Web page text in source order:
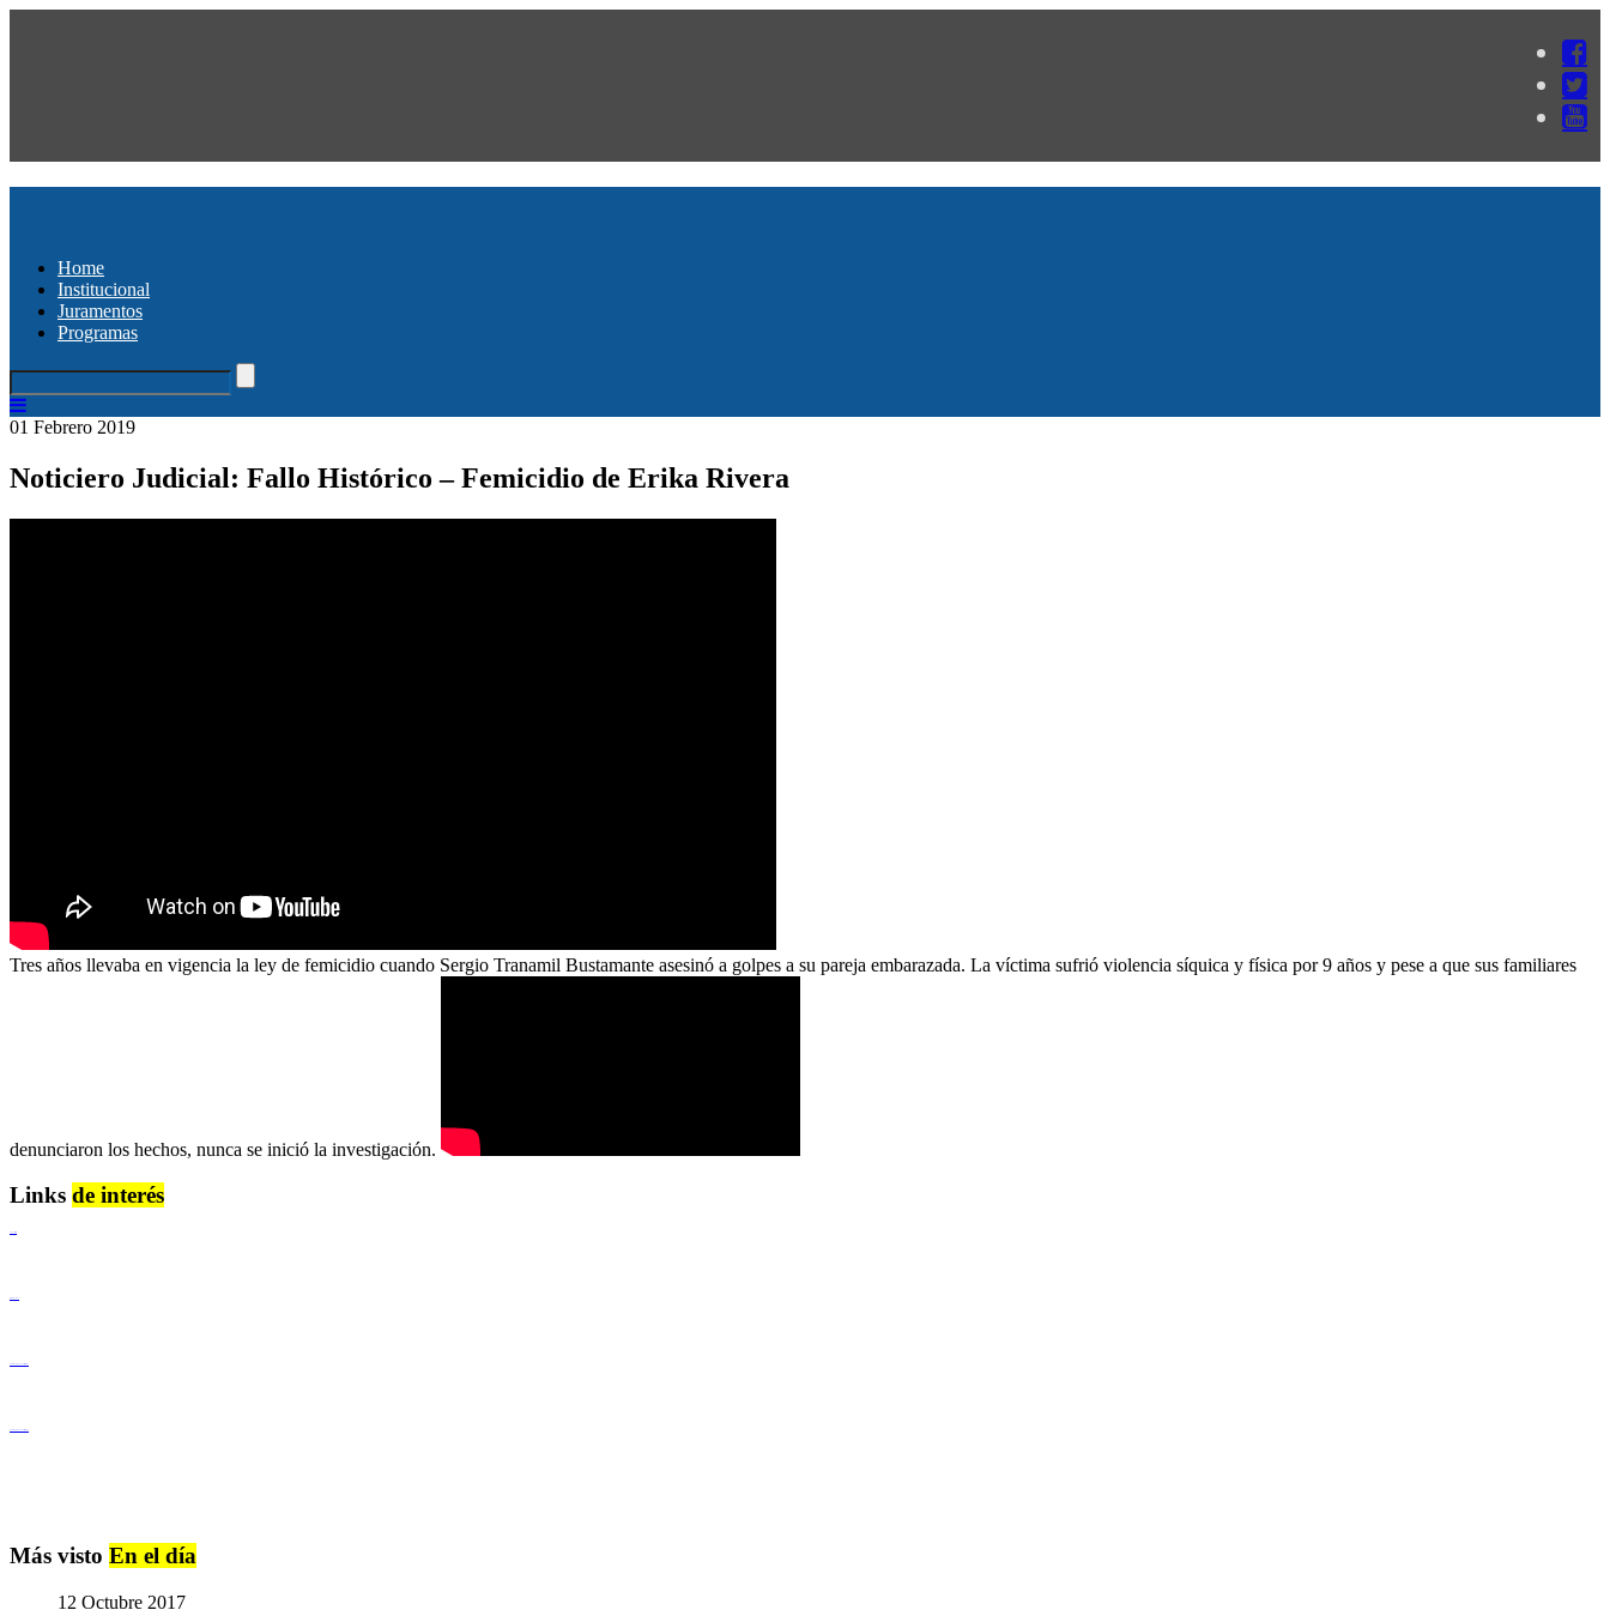
Home
Institucional
Juramentos
Programas
01 Febrero 2019
Noticiero Judicial: Fallo Histórico – Femicidio de Erika Rivera
Tres años llevaba en vigencia la ley de femicidio cuando Sergio Tranamil Bustamante asesinó a golpes a su pareja embarazada. La víctima sufrió violencia síquica y física por 9 años y pese a que sus familiares
denunciaron los hechos, nunca se inició la investigación.
Links de interés
Más visto En el día
12 Octubre 2017